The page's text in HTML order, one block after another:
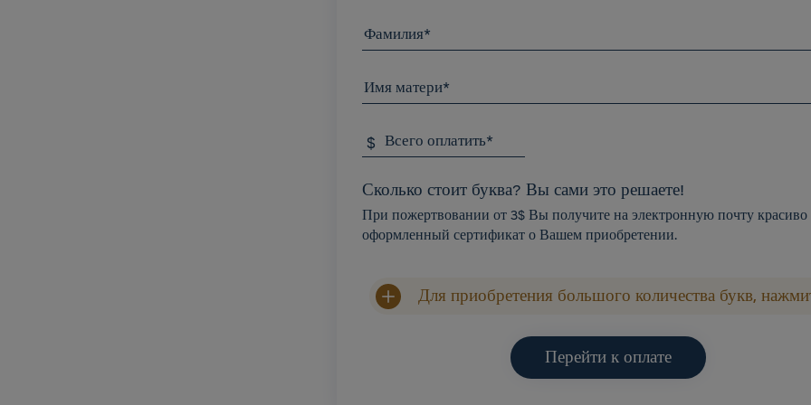
Фамилия*
Имя матери*
Всего оплатить*
$
Сколько стоит буква? Вы сами это решаете!
При пожертвовании от 3$ Вы получите на электронную почту красиво
оформленный сертификат о Вашем приобретении.
Для приобретения большого количества букв,
Перейти к оплате